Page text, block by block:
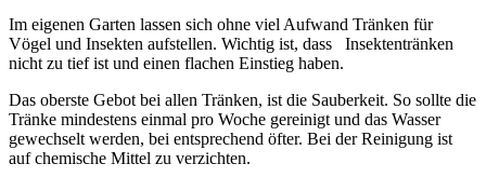
Im eigenen Garten lassen sich ohne viel Aufwand Tränken für
Vögel und Insekten aufstellen. Wichtig ist, dass Insektentränken
nicht zu tief ist und einen flachen Einstieg haben.
Das oberste Gebot bei allen Tränken, ist die Sauberkeit. So sollte die
Tränke mindestens einmal pro Woche gereinigt und das Wasser
gewechselt werden, bei entsprechend öfter. Bei der Reinigung ist
auf chemische Mittel zu verzichten.